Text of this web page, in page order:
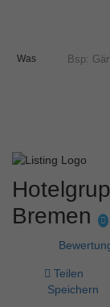
Was
Bremen
Teilen
Speichern